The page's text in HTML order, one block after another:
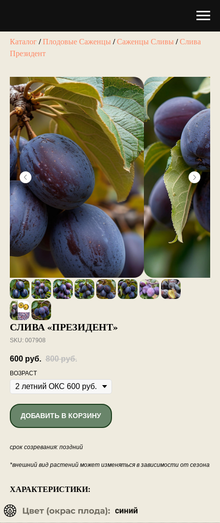
Каталог /Плодовые Саженцы /Саженцы Сливы /Слива
Президент
СЛИВА «ПРЕЗИДЕНТ»
SKU: 007908
600 руб. 800 руб.
ВОЗРАСТ
ДОБАВИТЬ В КОРЗИНУ
срок созревания: поздний
*внешний вид растений может изменяться в зависимости от сезона
ХАРАКТЕРИСТИКИ: